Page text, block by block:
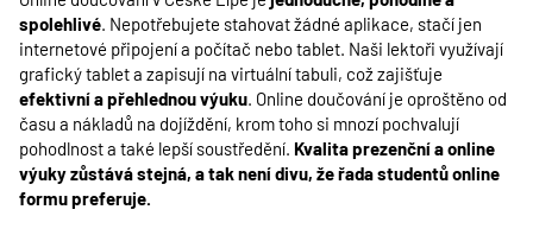
spolehlivé. Nepotřebujete stahovat žádné aplikace, stačí jen
internetové připojení a počítač nebo tablet. Naši lektoři využívají
grafický tablet a zapisují na virtuální tabuli, což zajišťuje
efektivní a přehlednou výuku. Online doučování je oproštěno od
času a nákladů na dojíždění, krom toho si mnozí pochvalují
pohodlnost a také lepší soustředění. Kvalita prezenční a online
výuky zůstává stejná, a tak není divu, že řada studentů online
formu preferuje.